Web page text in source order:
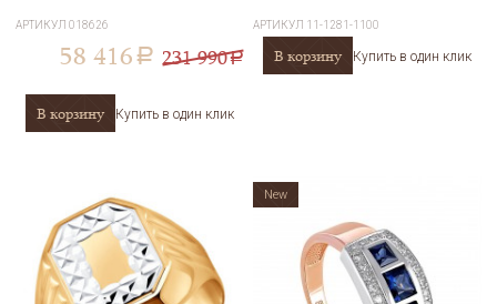
АРТИКУЛ018626
58 416 a 231 990a
В корзину Купить в один клик
АРТИКУЛ 11-1281-1100
В корзину Купить в один клик
New